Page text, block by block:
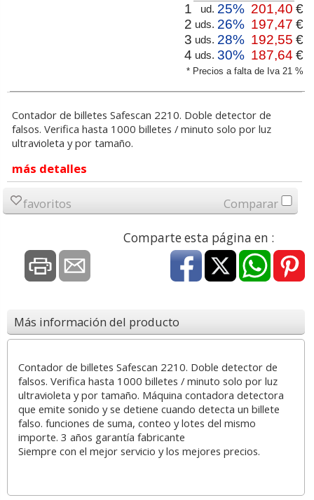
* Precios a falta de Iva 21 %
1 ud. 25% 201,40 €
2 uds. 26% 197,47 €
3 uds. 28% 192,55 €
4 uds. 30% 187,64 €
Contador de billetes Safescan 2210. Doble detector de
falsos. Verifica hasta 1000 billetes / minuto solo por luz
ultravioleta y por tamaño.
más detalles
favoritos Comparar
Comparte esta página en :
Más información del producto
Contador de billetes Safescan 2210. Doble detector de
falsos. Verifica hasta 1000 billetes / minuto solo por luz
ultravioleta y por tamaño. Máquina contadora detectora
que emite sonido y se detiene cuando detecta un billete
falso. funciones de suma, conteo y lotes del mismo
importe. 3 años garantía fabricante
Siempre con el mejor servicio y los mejores precios.